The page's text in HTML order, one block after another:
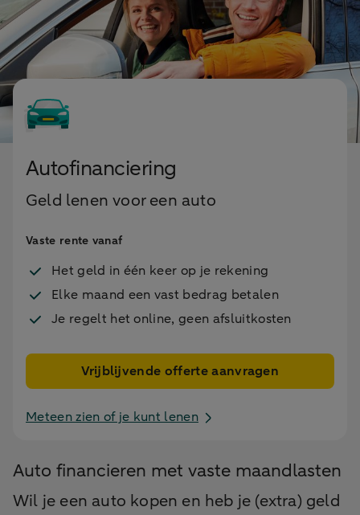
Autofinanciering
Geld lenen voor een auto
Vaste rente vanaf
Het geld in één keer op je rekening
Elke maand een vast bedrag betalen
Je regelt het online, geen afsluitkosten
Vrijblijvende offerte aanvragen
Meteen zien of je kunt lenen
Auto financieren met vaste maandlasten
Wil je een auto kopen en heb je (extra) geld